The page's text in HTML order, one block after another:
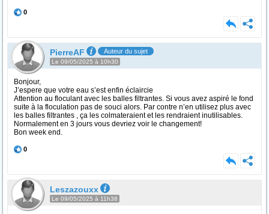
0
PierreAF Auteur du sujet
Le 09/05/2025 à 10h30
Bonjour,
J’espere que votre eau s’est enfin éclaircie
Attention au floculant avec les balles filtrantes. Si vous avez aspiré le fond
suite à la floculation pas de souci alors. Par contre n’en utilisez plus avec
les balles filtrantes , ça les colmateraient et les rendraient inutilisables.
Normalement en 3 jours vous devriez voir le changement!
Bon week end.
0
Leszazouxx
Le 09/05/2025 à 11h38